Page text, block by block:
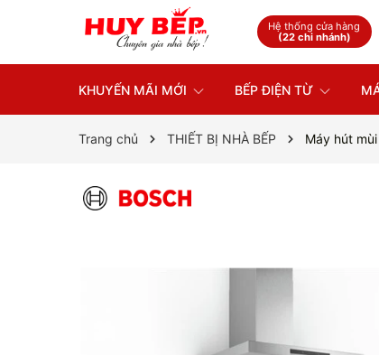
Hệ thống cửa hàng
(22 chi nhánh)
KHUYẾN MÃI MỚI BẾP ĐIỆN TỪ
Trang chủ THIẾT BỊ NHÀ BẾP Máy hút